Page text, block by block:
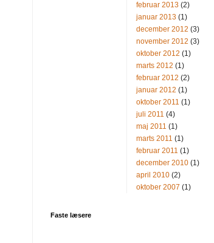
februar 2013 (2)
januar 2013 (1)
december 2012 (3)
november 2012 (3)
oktober 2012 (1)
marts 2012 (1)
februar 2012 (2)
januar 2012 (1)
oktober 2011 (1)
juli 2011 (4)
maj 2011 (1)
marts 2011 (1)
februar 2011 (1)
december 2010 (1)
april 2010 (2)
oktober 2007 (1)
Faste læsere